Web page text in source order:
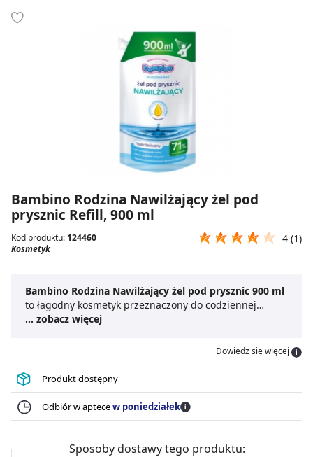
Bambino Rodzina Nawilżający żel pod
prysznic Refill, 900 ml
Kod produktu: 124460
Kosmetyk
4 (1)
Bambino Rodzina Nawilżający żel pod prysznic 900 ml
to łagodny kosmetyk przeznaczony do codziennej
pielęgnacji ciała. Jest to
żel do mycia ciała
zapewniając długotrwałe nawilżenie i komfort po
kąpieli. Pomaga chronić naturalną barierę
hydrolipidową skóry i zapobiega jej przesuszeniu.
Bambino Rodzina Nawilżający żel pod prysznic 900 ml
atopowej.
... zobacz więcej
Dowiedz się więcej
Produkt dostępny
Odbiór w aptecew poniedziałek
Sposoby dostawy tego produktu: